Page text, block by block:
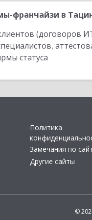
франчайзи в
(договоров
статуса
Политика
Замечания по
Другие сайты
©